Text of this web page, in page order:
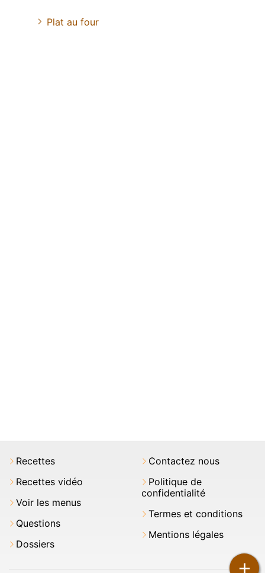
+
Plat au four
Recettes
Recettes vidéo
Voir les menus
Questions
Dossiers
Contactez nous
Politique de
confidentialité
Termes et conditions
Mentions légales